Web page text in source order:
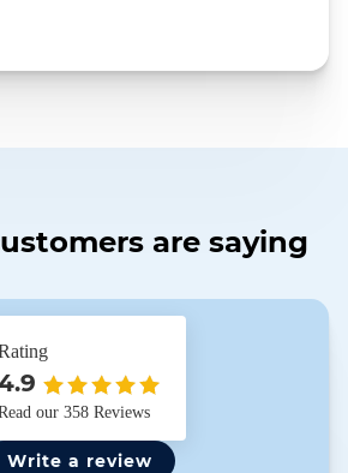
are saying
our 358 Reviews
Write a review